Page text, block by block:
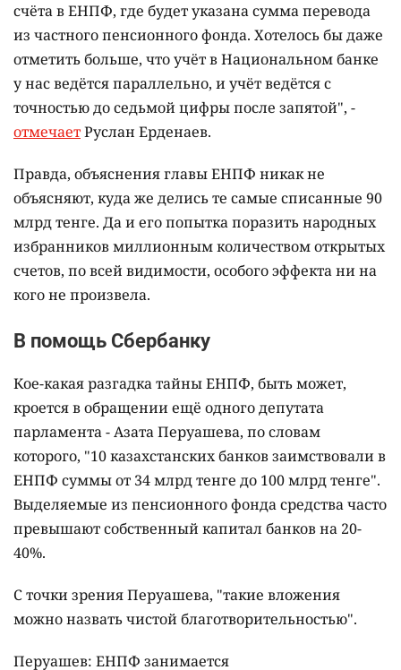
счёта в ЕНПФ, где будет указана сумма перевода
из частного пенсионного фонда. Хотелось бы даже
отметить больше, что учёт в Национальном банке
у нас ведётся параллельно, и учёт ведётся с
точностью до седьмой цифры после запятой", -
отмечаетРуслан Ерденаев.
Правда, объяснения главы ЕНПФ никак не
объясняют, куда же делись те самые списанные 90
млрд тенге. Да и его попытка поразить народных
избранников миллионным количеством открытых
счетов, по всей видимости, особого эффекта ни на
кого не произвела.
В помощь Сбербанку
Кое-какая разгадка тайны ЕНПФ, быть может,
кроется в обращении ещё одного депутата
парламента - Азата Перуашева, по словам
которого, "10 казахстанских банков заимствовали в
ЕНПФ суммы от 34 млрд тенге до 100 млрд тенге".
Выделяемые из пенсионного фонда средства часто
превышают собственный капитал банков на 20-
40%.
С точки зрения Перуашева, "такие вложения
можно назвать чистой благотворительностью".
Перуашев: ЕНПФ занимается